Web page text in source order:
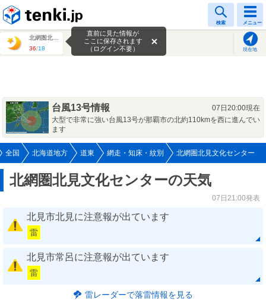
検索 メニュー
36/18 現在地
直前に見た情報が
ここに保存されます
（ログイン不要）
台風13号情報
07日20:00現在
大型で非常に強い台風13号が那覇市の北約110kmを西に進んでい
ます
全国 北海道地方 道東 網走・知床・紋別 北網圏北見文化センター
北網圏北見文化センターの天気
07日21:00発表
北見市北見に注意報が出ています
雷
北見市常呂に注意報が出ています
雷
雷レーダーで落雷情報を見る